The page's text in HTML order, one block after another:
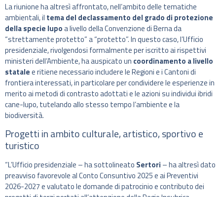
La riunione ha altresì affrontato, nell’ambito delle tematiche
ambientali, il tema del declassamento del grado di protezione
della specie lupoa livello della Convenzione di Berna da
“strettamente protetto” a “protetto”. In questo caso, l’Ufficio
presidenziale, rivolgendosi formalmente per iscritto ai rispettivi
ministeri dell’Ambiente, ha auspicato un coordinamento a livello
statalee ritiene necessario includere le Regioni e i Cantoni di
frontiera interessati, in particolare per condividere le esperienze in
merito ai metodi di contrasto adottati e le azioni su individui ibridi
cane-lupo, tutelando allo stesso tempo l’ambiente e la
biodiversità.
Progetti in ambito culturale, artistico, sportivo e
turistico
“L’Ufficio presidenziale – ha sottolineato Sertori – ha altresì dato
preavviso favorevole al Conto Consuntivo 2025 e ai Preventivi
2026-2027 e valutato le domande di patrocinio e contributo dei